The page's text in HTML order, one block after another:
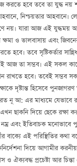
করতে হবে তবে তা যুদ্ধ নয়
নিশ্চয়তার আহবানে।
নয়। যারা আজ এই যুদ্ধময়
ও ভালবাসায় এবং
হবে। তবে সৃষ্টিকর্তার
আজ তা সম্ভব। এই সকল
রাখতে হবে। তবেই সম্ভব
দৃষ্টান্ত হিসেবে পুনজাগরণ
নূ আ: এর মাধ্যমে যেভাবে
ছাকনি দিয়ে ছেকে রক্ষা
নম্র এবং ইতিবাচক মনোভাবে
বাক্যে এই পরিস্থিতির
দিয়ে আগামীর
ও ঐক্যবদ্ধ প্রচেষ্টা আর